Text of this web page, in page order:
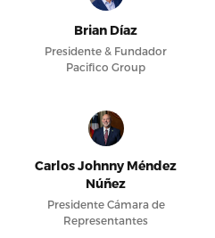
Brian Díaz
Presidente & Fundador
Pacifico Group
Carlos Johnny Méndez
Núñez
Presidente Cámara de
Representantes